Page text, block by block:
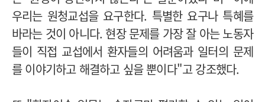
우리는 원청교섭을 요구한다. 특별한 요구나 특혜를
바라는 것이 아니다. 현장 문제를 가장 잘 아는 노동자
들이 직접 교섭에서 환자들의 어려움과 일터의 문제
를 이야기하고 해결하고 싶을 뿐이다"고 강조했다.